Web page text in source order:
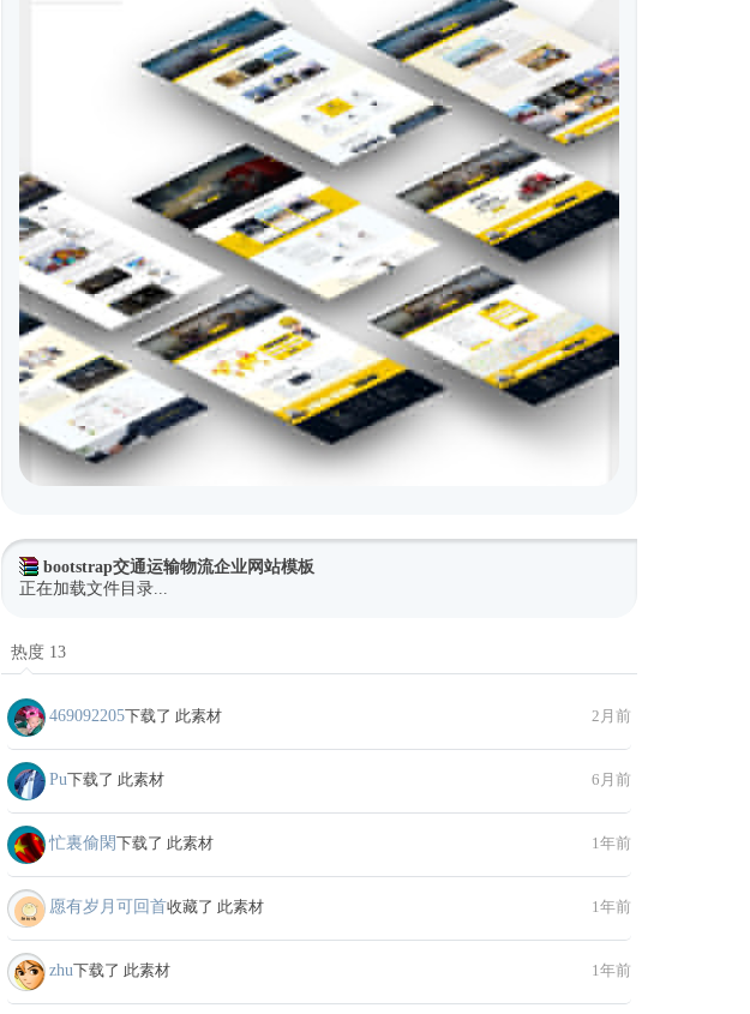
bootstrap交通运输物流企业网站模板
正在加载文件目录...
热度 13
469092205下载了 此素材 2月前
Pu下载了 此素材 6月前
忙裏偷閑下载了 此素材 1年前
愿有岁月可回首收藏了 此素材 1年前
zhu下载了 此素材 1年前